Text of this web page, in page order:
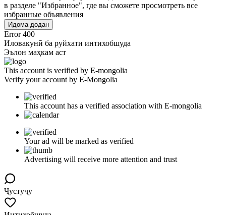
в разделе "Избранное", где вы сможете просмотреть все
избранные объявления
Идома додан
Error 400
Иловакунӣ ба руйхати интихобшуда
Эълон маҳкам аст
This account is verified by E-mongolia
Verify your account by E-Mongolia
This account has a verified association with E-mongolia
Your ad will be marked as verified
Advertising will receive more attention and trust
Ҷустуҷӯ